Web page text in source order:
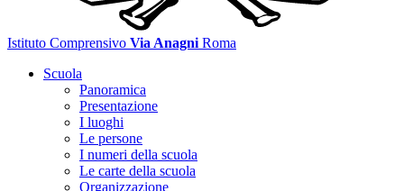
Istituto Comprensivo Via Anagni Roma
Scuola
Panoramica
Presentazione
I luoghi
Le persone
I numeri della scuola
Le carte della scuola
Organizzazione